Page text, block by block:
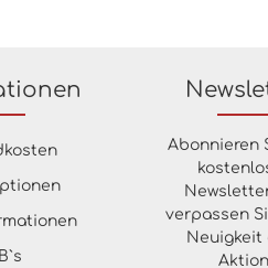
Abonnieren
verpassen
Neuigkeit